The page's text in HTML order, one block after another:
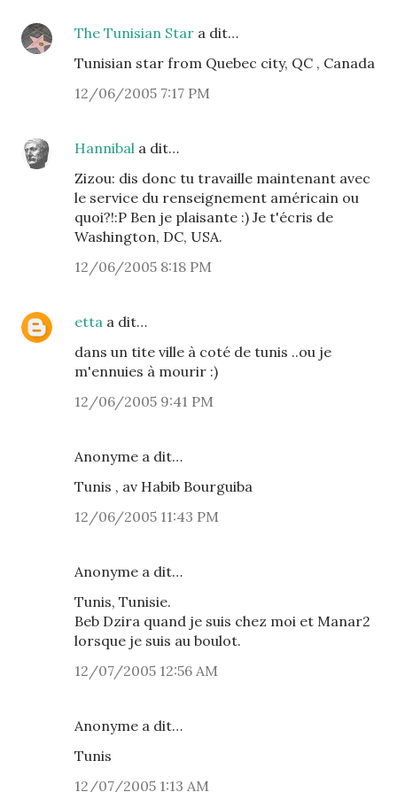
The Tunisian Star a dit…
Tunisian star from Quebec city, QC , Canada
12/06/2005 7:17 PM
Hannibal a dit…
Zizou: dis donc tu travaille maintenant avec
le service du renseignement américain ou
quoi?!:P Ben je plaisante :) Je t'écris de
Washington, DC, USA.
12/06/2005 8:18 PM
etta a dit…
dans un tite ville à coté de tunis ..ou je
m'ennuies à mourir :)
12/06/2005 9:41 PM
Anonyme a dit…
Tunis , av Habib Bourguiba
12/06/2005 11:43 PM
Anonyme a dit…
Tunis, Tunisie.
Beb Dzira quand je suis chez moi et Manar2
lorsque je suis au boulot.
12/07/2005 12:56 AM
Anonyme a dit…
Tunis
12/07/2005 1:13 AM